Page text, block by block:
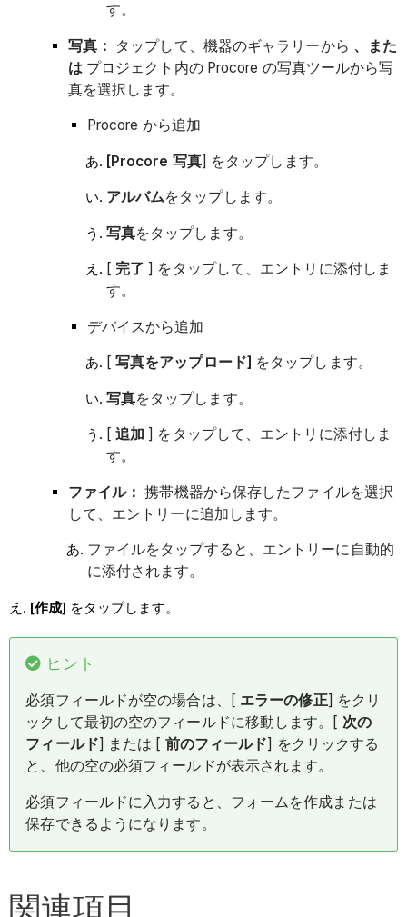
す。
写真： タップして、機器のギャラリーから 、また
はプロジェクト内の Procore の写真ツールから写
真を選択します。
Procore から追加
[Procore 写真] をタップします。
アルバムをタップします。
写真をタップします。
[ 完了 ] をタップして、エントリに添付しま
す。
デバイスから追加
[ 写真をアップロード] をタップします。
写真をタップします。
[ 追加 ] をタップして、エントリに添付しま
す。
ファイル： 携帯機器から保存したファイルを選択
して、エントリーに追加します。
ファイルをタップすると、エントリーに自動的
に添付されます。
[作成] をタップします。
ヒント
必須フィールドが空の場合は、[ エラーの修正] をクリ
ックして最初の空のフィールドに移動します。[ 次の
フィールド] または [ 前のフィールド] をクリックする
と、他の空の必須フィールドが表示されます。
必須フィールドに入力すると、フォームを作成または
保存できるようになります。
関連項目